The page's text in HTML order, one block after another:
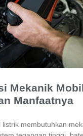
Mekanik
Manfaatnya
listrik membutuhkan